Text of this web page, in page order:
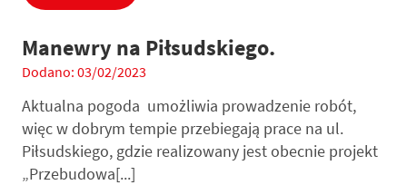
Manewry na Piłsudskiego.
Dodano: 03/02/2023
Aktualna pogoda umożliwia prowadzenie robót,
więc w dobrym tempie przebiegają prace na ul.
Piłsudskiego, gdzie realizowany jest obecnie projekt
„Przebudowa[...]